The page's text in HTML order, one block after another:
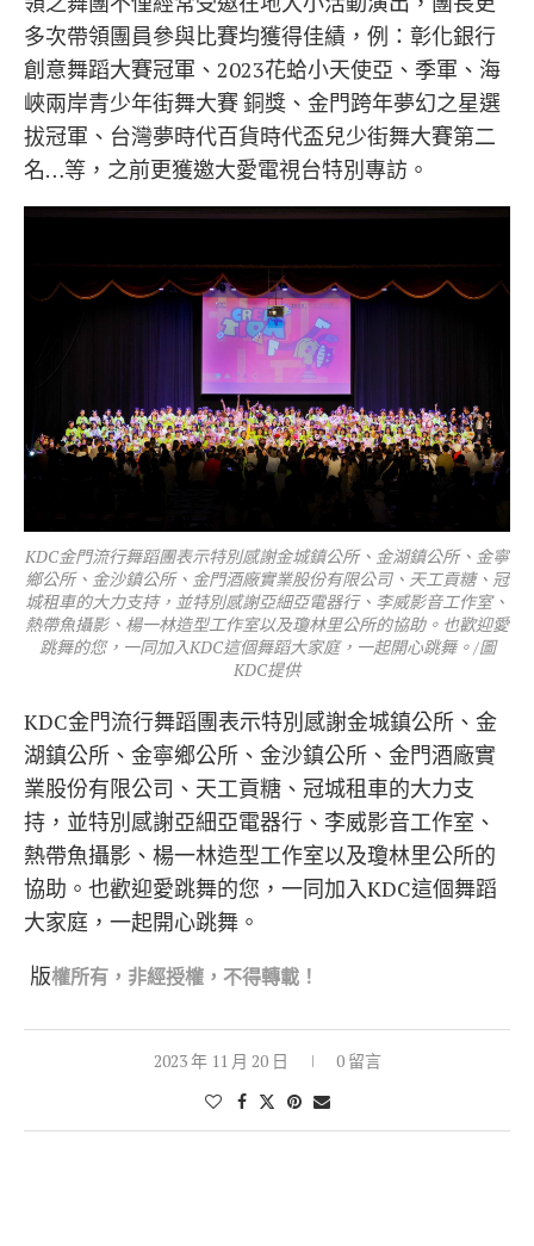
多次帶領團員參與比賽均獲得佳績，例：彰化銀行
創意舞蹈大賽冠軍、2023花蛤小天使亞、季軍、海
峽兩岸青少年街舞大賽 銅獎、金門跨年夢幻之星選
拔冠軍、台灣夢時代百貨時代盃兒少街舞大賽第二
名…等，之前更獲邀大愛電視台特別專訪。
KDC金門流行舞蹈團表示特別感謝金城鎮公所、金湖鎮公所、金寧
鄉公所、金沙鎮公所、金門酒廠實業股份有限公司、天工貢糖、冠
城租車的大力支持，並特別感謝亞細亞電器行、李威影音工作室、
熱帶魚攝影、楊一林造型工作室以及瓊林里公所的協助。也歡迎愛
跳舞的您，一同加入KDC這個舞蹈大家庭，一起開心跳舞。/圖
KDC提供
KDC金門流行舞蹈團表示特別感謝金城鎮公所、金
湖鎮公所、金寧鄉公所、金沙鎮公所、金門酒廠實
業股份有限公司、天工貢糖、冠城租車的大力支
持，並特別感謝亞細亞電器行、李威影音工作室、
熱帶魚攝影、楊一林造型工作室以及瓊林里公所的
協助。也歡迎愛跳舞的您，一同加入KDC這個舞蹈
大家庭，一起開心跳舞。
版權所有，非經授權，不得轉載！
2023 年 11 月 20 日 0 留言